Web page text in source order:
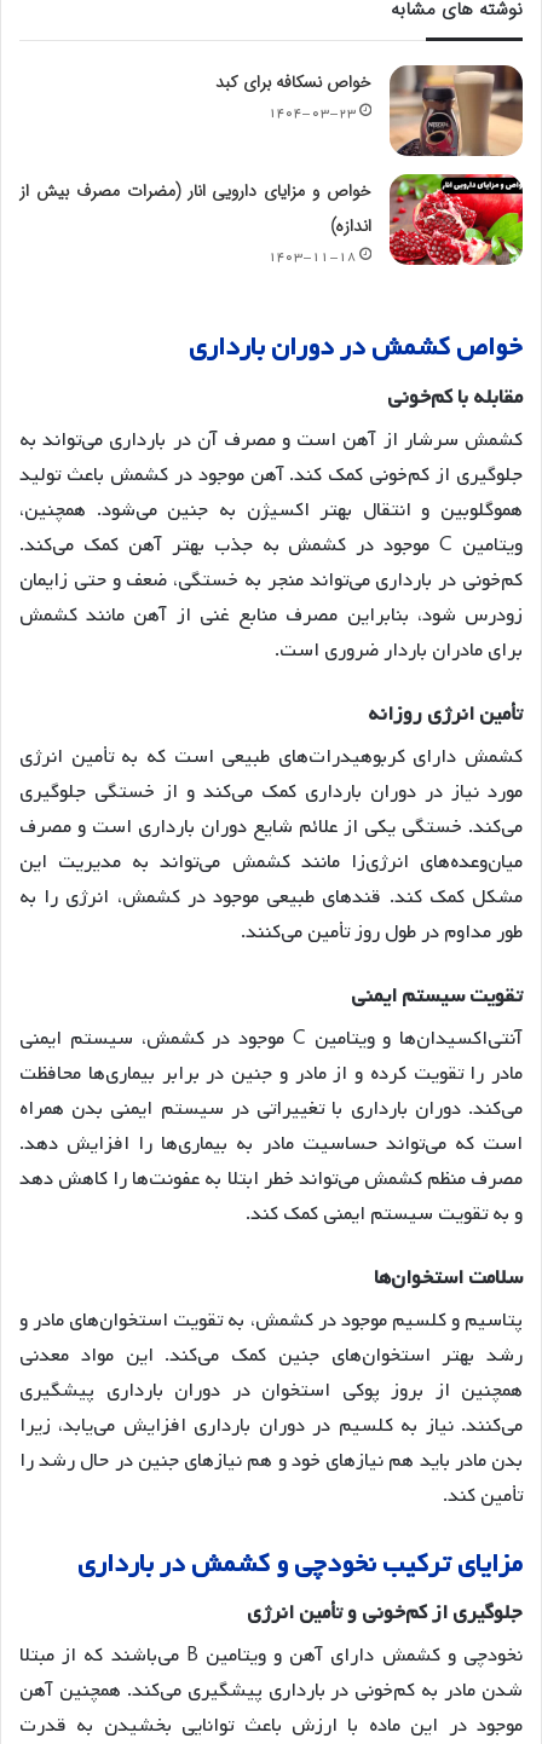
نوشته های مشابه
خواص نسکافه برای کبد
۱۴۰۴-۰۳-۲۳
خواص و مزایای دارویی انار (مضرات مصرف بیش از
اندازه)
۱۴۰۳-۱۱-۱۸
خواصکشمشدردورانبارداری
مقابلهباکمخونی
کشمش سرشار از آهن است و مصرف آن در بارداری می‌تواند به
جلوگیری از کم‌خونی کمک کند. آهن موجود در کشمش باعث تولید
هموگلوبین و انتقال بهتر اکسیژن به جنین می‌شود. همچنین،
ویتامین C موجود در کشمش به جذب بهتر آهن کمک می‌کند
.
کم‌خونی در بارداری می‌تواند منجر به خستگی، ضعف و حتی زایمان
زودرس شود، بنابراین مصرف منابع غنی از آهن مانند کشمش
برای مادران باردار ضروری است.
تأمینانرژیروزانه
کشمش دارای کربوهیدرات‌های طبیعی است که به تأمین انرژی
مورد نیاز در دوران بارداری کمک می‌کند و از خستگی جلوگیری
می‌کند. خستگی یکی از علائم شایع دوران بارداری است و مصرف
میان‌وعده‌های انرژی‌زا مانند کشمش می‌تواند به مدیریت این
مشکل کمک کند. قندهای طبیعی موجود در کشمش، انرژی را به
طور مداوم در طول روز تأمین می‌کنند.
تقویتسیستمایمنی
آنتی‌اکسیدان‌ها و ویتامین C موجود در کشمش، سیستم ایمنی
مادر را تقویت کرده و از مادر و جنین در برابر بیماری‌ها محافظت
می‌کند. دوران بارداری با تغییراتی در سیستم ایمنی بدن همراه
است که می‌تواند حساسیت مادر به بیماری‌ها را افزایش دهد.
مصرف منظم کشمش می‌تواند خطر ابتلا به عفونت‌ها را کاهش دهد
و به تقویت سیستم ایمنی کمک کند.
سلامتاستخوانها
پتاسیم و کلسیم موجود در کشمش، به تقویت استخوان‌های مادر و
رشد بهتر استخوان‌های جنین کمک می‌کند. این مواد معدنی
همچنین از بروز پوکی استخوان در دوران بارداری پیشگیری
می‌کنند. نیاز به کلسیم در دوران بارداری افزایش می‌یابد، زیرا
بدن مادر باید هم نیازهای خود و هم نیازهای جنین در حال رشد را
تأمین کند.
مزایایترکیبنخودچیوکشمشدربارداری
جلوگیریازکمخونیوتأمینانرژی
نخودچی و کشمش دارای آهن و ویتامین B می‌باشند که از مبتلا
شدن مادر به کم‌خونی در بارداری پیشگیری می‌کند. همچنین آهن
موجود در این ماده با ارزش باعث توانایی بخشیدن به قدرت